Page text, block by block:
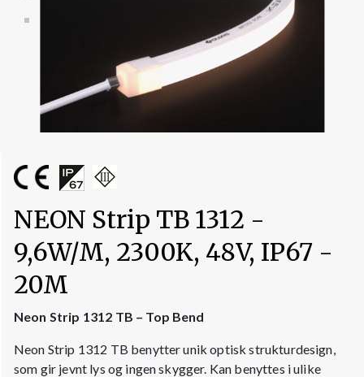
NEON Strip TB 1312 -
9,6W/M, 2300K, 48V, IP67 -
20M
Neon Strip 1312 TB – Top Bend
Neon Strip 1312 TB benytter unik optisk strukturdesign,
som gir jevnt lys og ingen skygger. Kan benyttes i ulike